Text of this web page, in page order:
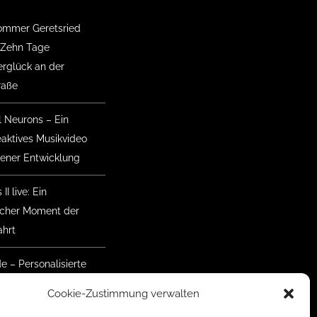
Cookie-Zustimmung verwalten
Geretsried
Tage
an der
Neurons – Ein
Musikvideo
Entwicklung
II live: Ein
Moment der
– Personalisierte